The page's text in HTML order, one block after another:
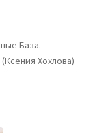
База.
Хохлова)